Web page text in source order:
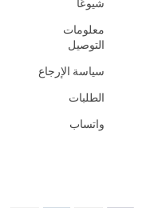
شيوعًا
معلومات
التوصيل
سياسة الإرجاع
الطلبات
واتساب